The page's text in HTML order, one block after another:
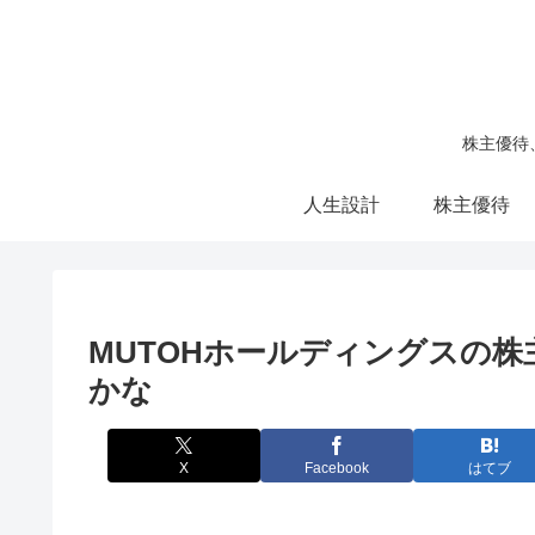
株主優待
人生設計 株主優待
MUTOHホールディングスの
かな
X Facebook はてブ